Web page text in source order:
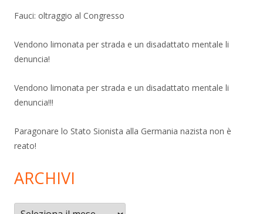
Fauci: oltraggio al Congresso
Vendono limonata per strada e un disadattato mentale li
denuncia!
Vendono limonata per strada e un disadattato mentale li
denuncia!!!
Paragonare lo Stato Sionista alla Germania nazista non è
reato!
ARCHIVI
Archivi